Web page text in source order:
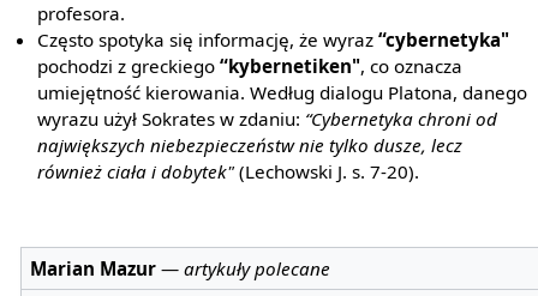
profesora.
Często spotyka się informację, że wyraz“cybernetyka"
pochodzi z greckiego“kybernetiken", co oznacza
umiejętność kierowania. Według dialogu Platona, danego
wyrazu użył Sokrates w zdaniu: “Cybernetyka chroni od
największych niebezpieczeństw nie tylko dusze, lecz
również ciała i dobytek" (Lechowski J. s. 7-20).
Marian Mazur —artykuły polecane